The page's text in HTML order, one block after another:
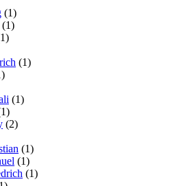
(1)
(1)
(1)
(1)
(2)
(1)
(1)
(1)